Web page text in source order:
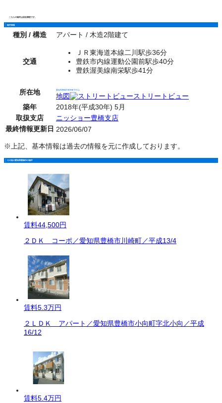
こちらの物件は現在満室です。
物件情報
種別 / 構造 アパート / 木造2階建て
交通
ＪＲ東海道本線二川駅歩36分
豊鉄市内線運動公園前駅歩40分
豊鉄渥美線南栄駅歩41分
所在地 愛知県豊橋市東幸町字大山
地図
ストリートビュー
築年
2018年(平成30年) 5月
取扱支店
ニッショー豊橋支店
最終情報更新日 2026/06/07
※上記、基本情報は過去の情報を元に作成しております。
その他の愛知県豊橋市の物件
賃料44,500円
２ＤＫ コーポ／愛知県豊橋市川崎町／平成13/4
賃料5.3万円
２ＬＤＫ アパート／愛知県豊橋市小向町字北小向／平成
16/12
賃料5.4万円